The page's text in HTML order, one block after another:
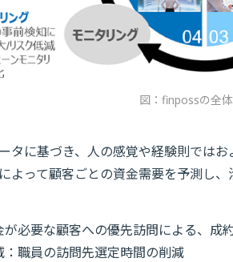
図：finpossの全
タに基づき、人の感覚や経験則ではお
よって顧客ごとの資金需要を予測し
必要な顧客への優先訪問による、成
職員の訪問先選定時間の削減